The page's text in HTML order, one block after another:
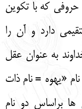
حروفی که با تکوین
دارد و آن را
به عنوان عقل
«یهوه = نام ذات
براساس دو نام